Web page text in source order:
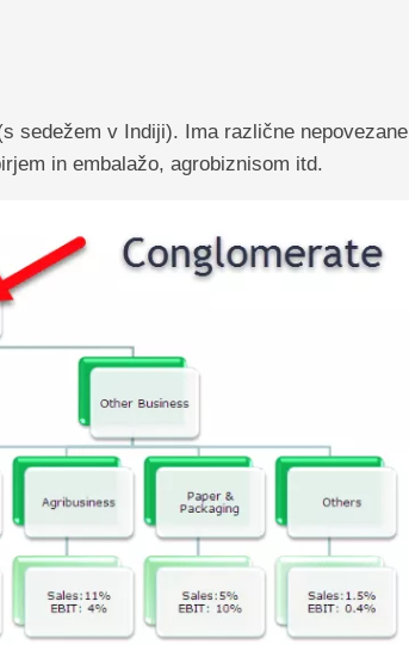
sedežem v Indiji). Ima različne nepovezane
in embalažo, agrobiznisom itd.